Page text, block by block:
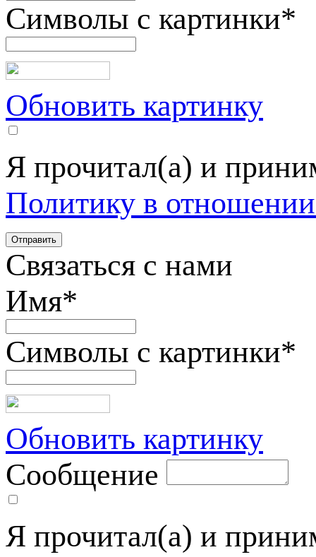
Символы с картинки*
Обновить картинку
Я прочитал(а) и
Политику в
Связаться с нами
Имя*
Символы с картинки*
Обновить картинку
Сообщение
Я прочитал(а) и